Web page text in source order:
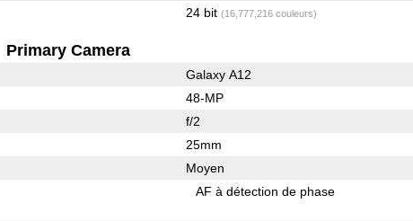
24 bit (16,777,216 couleurs)
Primary Camera
Galaxy A12
48-MP
f/2
25mm
Moyen
AF à détection de phase